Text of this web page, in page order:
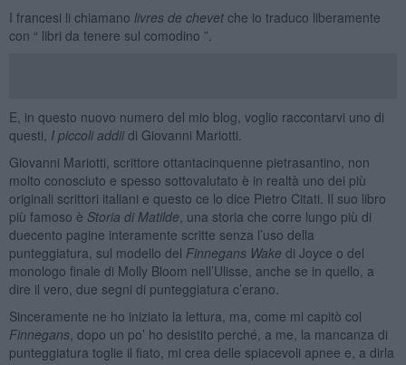
I francesi li chiamano livres de chevetche io traduco liberamente
con “ libri da tenere sul comodino ”.
E, in questo nuovo numero del mio blog, voglio raccontarvi uno di
questi, I piccoli addiidi Giovanni Mariotti.
Giovanni Mariotti, scrittore ottantacinquenne pietrasantino, non
molto conosciuto e spesso sottovalutato è in realtà uno dei più
originali scrittori italiani e questo ce lo dice Pietro Citati. Il suo libro
più famoso è Storia di Matilde , una storia che corre lungo più di
duecento pagine interamente scritte senza l’uso della
punteggiatura, sul modello del Finnegans Wake di Joyce o del
monologo finale di Molly Bloom nell’Ulisse, anche se in quello, a
dire il vero, due segni di punteggiatura c’erano.
Sinceramente ne ho iniziato la lettura, ma, come mi capitò col
Finnegans, dopo un po’ ho desistito perché, a me, la mancanza di
punteggiatura toglie il fiato, mi crea delle spiacevoli apnee e, a dirla